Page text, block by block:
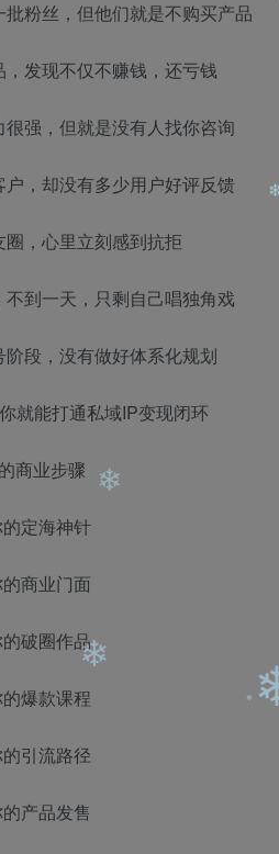
粉丝，但他们就是不购买产品
发现不仅不赚钱，还亏钱
强，但就是没有人找你咨询
，却没有多少用户好评反馈
，心里立刻感到抗拒
到一天，只剩自己唱独角戏
段，没有做好体系化规划
就能打通私域IP变现闭环
商业步骤
定海神针
商业门面
破圈作品
爆款课程
引流路径
产品发售
❄
❄